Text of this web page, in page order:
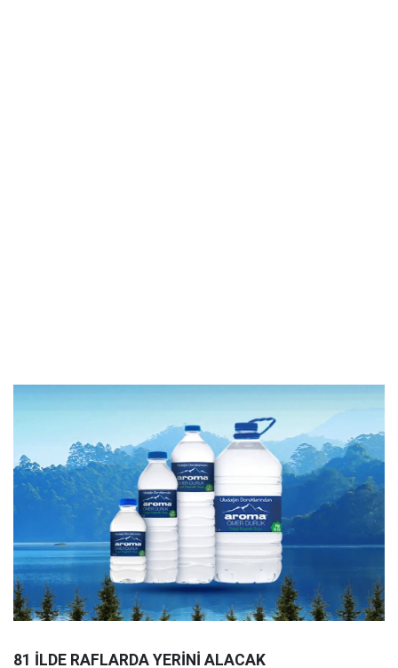
81 İLDE RAFLARDA YERİNİ ALACAK